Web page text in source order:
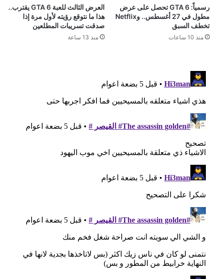
رسمياً: GTA 6 تحصل على عرض
مطول في 27 أغسطس.. وNetflix
تخطف السبق
منذ 10 ساعات
العرض الثالث للعبة GTA 6 يقترب..
هذا ما نتوقع رؤيته لأول مرة إذا
صدقت تسريبات المطلعين
منذ 13 ساعة